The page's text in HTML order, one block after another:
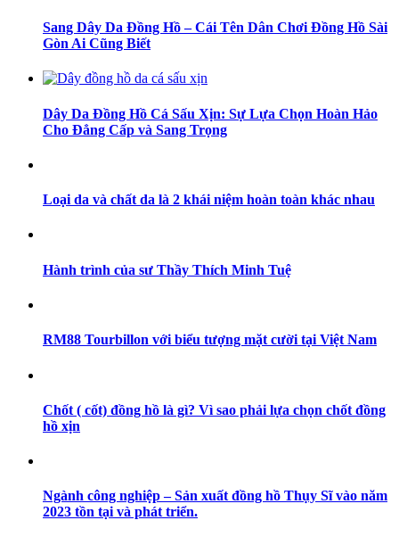
Sang Dây Da Đồng Hồ – Cái Tên Dân Chơi Đồng Hồ Sài
Gòn Ai Cũng Biết
Dây Da Đồng Hồ Cá Sấu Xịn: Sự Lựa Chọn Hoàn Hảo
Cho Đẳng Cấp và Sang Trọng
Loại da và chất da là 2 khái niệm hoàn toàn khác nhau
Hành trình của sư Thầy Thích Minh Tuệ
RM88 Tourbillon với biểu tượng mặt cười tại Việt Nam
Chốt ( cốt) đồng hồ là gì? Vì sao phải lựa chọn chốt đồng
hồ xịn
Ngành công nghiệp – Sản xuất đồng hồ Thụy Sĩ vào năm
2023 tồn tại và phát triển.